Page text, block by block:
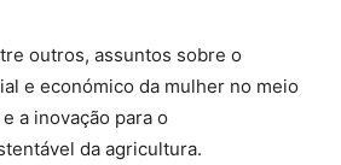
outros, assuntos sobre o
e económico da mulher no meio
a inovação para o
da agricultura.